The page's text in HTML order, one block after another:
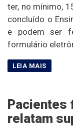
ter, no mínimo,
concluído o
e podem ser
formulário
Pacientes
relatam